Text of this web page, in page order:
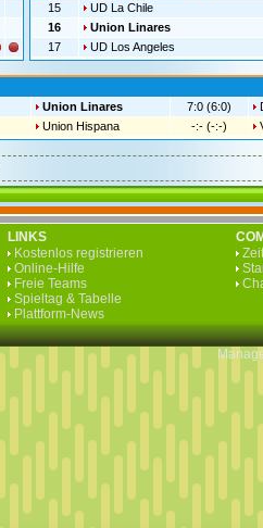
15 UD La Chile
16
Union Linares
17
UD Los Angeles
Union Linares 7:0 (6:0)
Union Hispana -:- (-:-)
LINKS
Kostenlos registrieren
Online-Hilfe
Freie Teams
Spieltag & Tabelle
Plattform-News